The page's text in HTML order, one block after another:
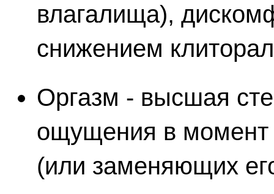
влагалища),
снижением
Оргазм - высшая
ощущения в момент
(или заменяющих